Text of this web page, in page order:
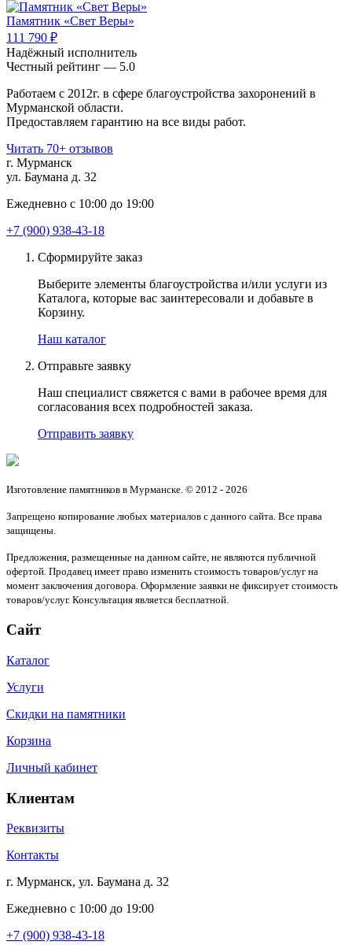
Памятник «Свет Веры»
111 790 ₽
Надёжный исполнитель
Чеcтный рейтинг — 5.0
Работаем с 2012г. в сфере благоустройства захоронений в
Мурманской области.
Предоставляем гарантию на все виды работ.
Читать 70+ отзывов
г. Мурманск
ул. Баумана д. 32
Ежедневно с 10:00 до 19:00
+7 (900) 938-43-18
Сформируйте заказ
Выберите элементы благоустройства и/или услуги из
Каталога, которые вас заинтересовали и добавьте в
Корзину.
Наш каталог
Отправьте заявку
Наш специалист свяжется с вами в рабочее время для
согласования всех подробностей заказа.
Отправить заявку
Изготовление памятников в Мурманске. © 2012 - 2026
Запрещено копирование любых материалов с данного сайта. Все права
защищены.
Предложения, размещенные на данном сайте, не являются публичной
офертой. Продавец имеет право изменить стоимость товаров/услуг на
момент заключения договора. Оформление заявки не фиксирует стоимость
товаров/услуг. Консультация является бесплатной.
Сайт
Каталог
Услуги
Скидки на памятники
Корзина
Личный кабинет
Клиентам
Реквизиты
Контакты
г. Мурманск, ул. Баумана д. 32
Ежедневно с 10:00 до 19:00
+7 (900) 938-43-18